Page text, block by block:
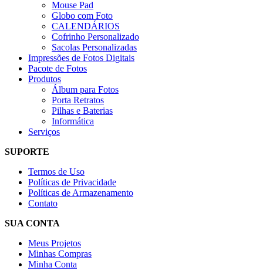
Mouse Pad
Globo com Foto
CALENDÁRIOS
Cofrinho Personalizado
Sacolas Personalizadas
Impressões de Fotos Digitais
Pacote de Fotos
Produtos
Álbum para Fotos
Porta Retratos
Pilhas e Baterias
Informática
Serviços
SUPORTE
Termos de Uso
Políticas de Privacidade
Políticas de Armazenamento
Contato
SUA CONTA
Meus Projetos
Minhas Compras
Minha Conta